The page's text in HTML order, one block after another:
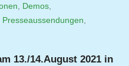
Demos
Presseaussendungen
13./14.August 2021 in